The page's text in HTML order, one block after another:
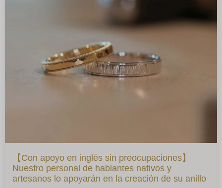
【Con apoyo en inglés sin preocupaciones】
Nuestro personal de hablantes nativos y
artesanos lo apoyarán en la creación de su anillo